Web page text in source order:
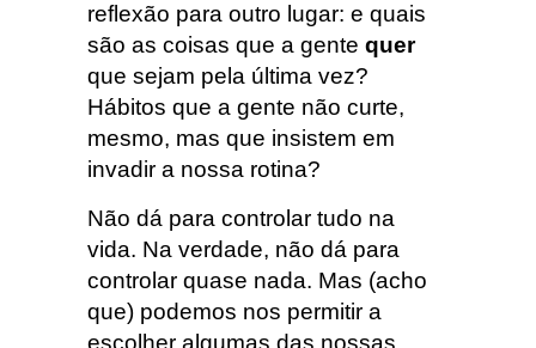
reflexão para outro lugar: e quais
são as coisas que a gente quer
que sejam pela última vez?
Hábitos que a gente não curte,
mesmo, mas que insistem em
invadir a nossa rotina?
Não dá para controlar tudo na
vida. Na verdade, não dá para
controlar quase nada. Mas (acho
que) podemos nos permitir a
escolher algumas das nossas